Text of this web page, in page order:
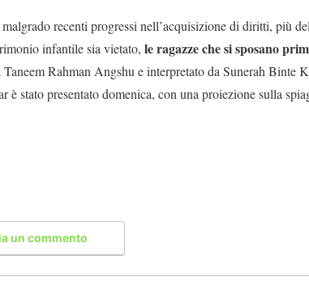
recenti progressi nell’acquisizione di diritti, più
infantile sia vietato, le ragazze che si sposano
Taneem Rahman Angshu e interpretato da Sunerah Binte
stato presentato domenica, con una proiezione sulla
un commento